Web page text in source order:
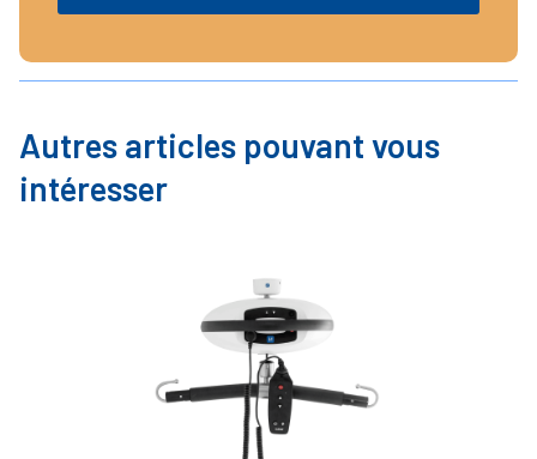
Autres articles pouvant vous
intéresser